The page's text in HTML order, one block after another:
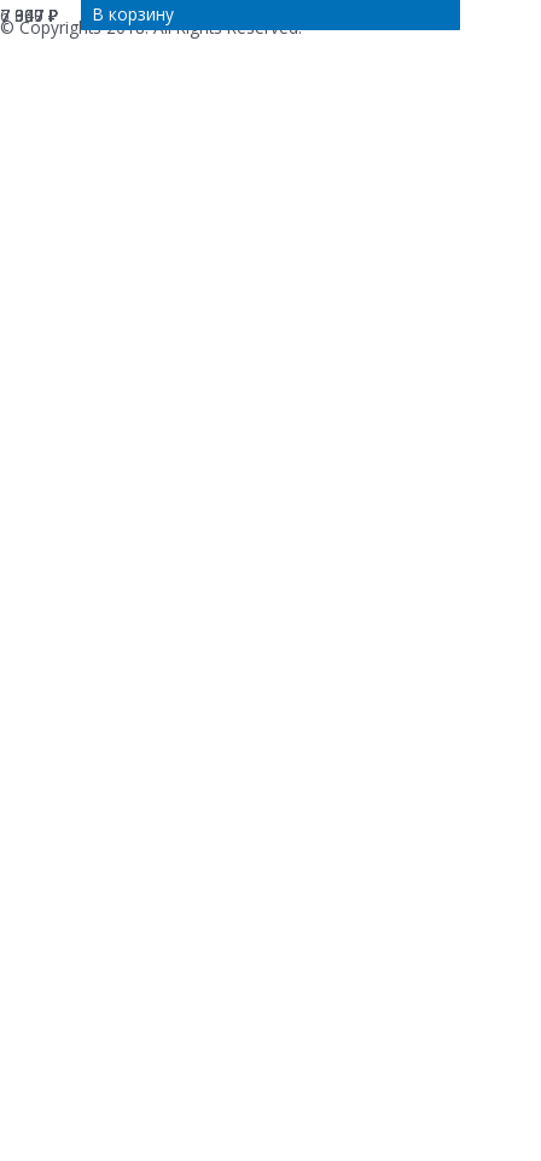
7 307 ₽ В корзину
7 307 ₽ В корзину
6 949 ₽ В корзину
7 030 ₽ В корзину
© Copyrights 2018. All Rights Reserved.